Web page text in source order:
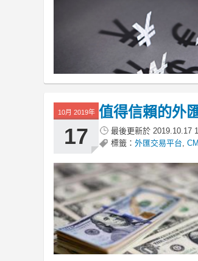
10月 2019年
17
值得信賴的外
最後更新於 2019.10.17
標籤： 外匯交易平台